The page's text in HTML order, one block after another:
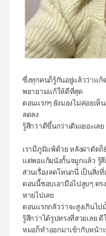
ซึ่งทุกคนก็รู้กันอยู่แล้วว่าแก้
พยายามแก้ให้ดีที่สุด
ตอนแรกๆ ยังมองไม่ค่อยเห็
ลดลง
รู้สึกว่าดีขึ้นกว่าเดิมเยอะเล
เรามีภูมิแพ้ด้วย หลังผ่าตัด
แต่พอแก้ผนังกั้นจมูกแล้ว รู้สึ
ส่วนเรื่องลดโหนกนี่ เป็นสิ่ง
ตอนนี้ชอบเอามือไปลูบๆ ตร
หายไปเลย
ตอนแรกกลัวว่าจะสูงเกินไ
รู้สึกว่าได้รูปทรงที่สวยเลย
หมอก็ทำออกมาเข้ากับหน้า